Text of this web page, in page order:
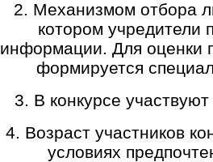
2. Механизмом отбора
котором учредители
информации. Для оценки
формируется
3. В конкурсе
4. Возраст участников
условиях